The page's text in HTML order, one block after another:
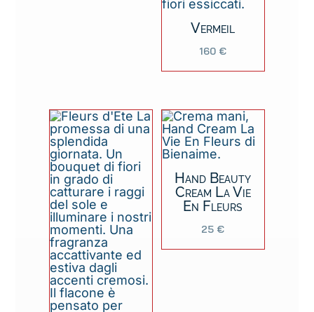
Vermeil
160 €
Hand Beauty
Cream La Vie
En Fleurs
25 €